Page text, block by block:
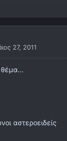
27, 2011
θέμα...
αστεροειδείς